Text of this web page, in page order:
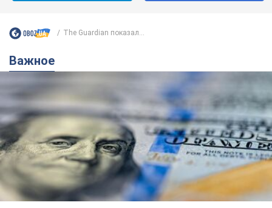
украинцам рассказали, чего ожидать в
ближайшие дни
Каким будет курс валюты в обменниках
Украинцам обещают по 850 грн от
мобильных операторов: что не так с
этими сообщениями
Как не попасть в ловушку мошенников
6.08.2026 21:02